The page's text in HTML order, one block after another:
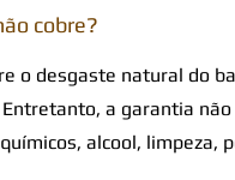
cobre?
o desgaste natural do
a garantia
alcool, limpeza,